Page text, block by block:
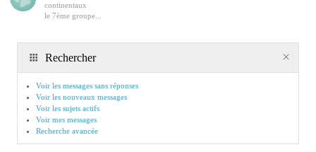
continentaux
le 7ème groupe...
Rechercher
Voir les messages sans réponses
Voir les nouveaux messages
Voir les sujets actifs
Voir mes messages
Recherche avancée